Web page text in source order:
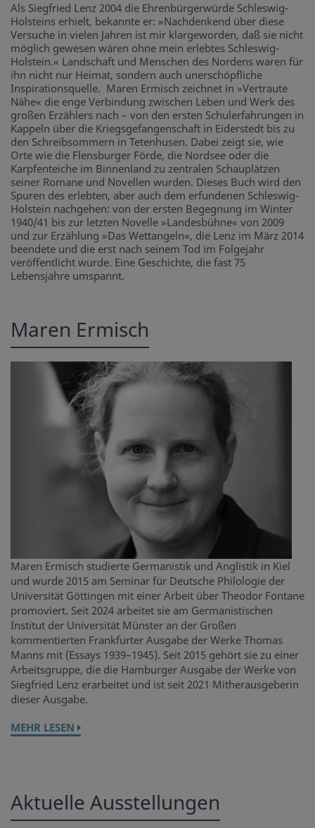
Als Siegfried Lenz 2004 die Ehrenbürgerwürde Schleswig-
Holsteins erhielt, bekannte er: »Nachdenkend über diese
Versuche in vielen Jahren ist mir klargeworden, daß sie nicht
möglich gewesen wären ohne mein erlebtes Schleswig-
Holstein.« Landschaft und Menschen des Nordens waren für
ihn nicht nur Heimat, sondern auch unerschöpfliche
Inspirationsquelle. Maren Ermisch zeichnet in »Vertraute
Nähe« die enge Verbindung zwischen Leben und Werk des
großen Erzählers nach – von den ersten Schulerfahrungen in
Kappeln über die Kriegsgefangenschaft in Eiderstedt bis zu
den Schreibsommern in Tetenhusen. Dabei zeigt sie, wie
Orte wie die Flensburger Förde, die Nordsee oder die
Karpfenteiche im Binnenland zu zentralen Schauplätzen
seiner Romane und Novellen wurden. Dieses Buch wird den
Spuren des erlebten, aber auch dem erfundenen Schleswig-
Holstein nachgehen: von der ersten Begegnung im Winter
1940/41 bis zur letzten Novelle »Landesbühne« von 2009
und zur Erzählung »Das Wettangeln«, die Lenz im März 2014
beendete und die erst nach seinem Tod im Folgejahr
veröffentlicht wurde. Eine Geschichte, die fast 75
Lebensjahre umspannt.
Maren Ermisch
Maren Ermisch studierte Germanistik und Anglistik in Kiel
und wurde 2015 am Seminar für Deutsche Philologie der
Universität Göttingen mit einer Arbeit über Theodor Fontane
promoviert. Seit 2024 arbeitet sie am Germanistischen
Institut der Universität Münster an der Großen
kommentierten Frankfurter Ausgabe der Werke Thomas
Manns mit (Essays 1939–1945). Seit 2015 gehört sie zu einer
Arbeitsgruppe, die die Hamburger Ausgabe der Werke von
Siegfried Lenz erarbeitet und ist seit 2021 Mitherausgeberin
dieser Ausgabe.
MEHR LESEN
Aktuelle Ausstellungen